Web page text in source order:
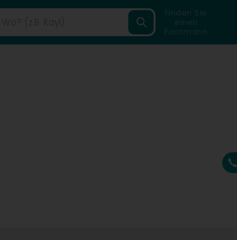
Finden Sie
einen
Fachmann